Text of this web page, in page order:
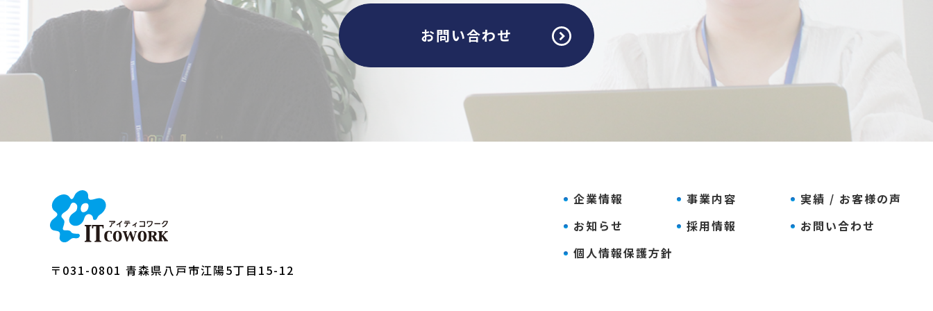
お問い合わせ
〒031-0801 青森県八戸市江陽5丁目15-12
企業情報 事業内容
実績 / お客様の声
お知らせ
採用情報
お問い合わせ
個人情報保護方針